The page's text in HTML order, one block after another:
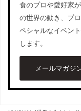
食のプロや愛好家
の世界の動き、プ
ペシャルなイベン
します。
メールマガジ